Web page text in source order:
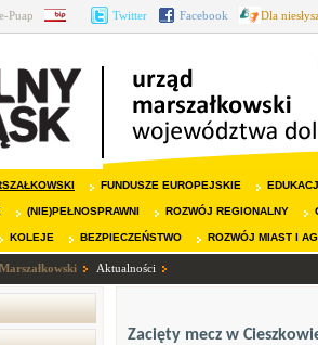
e-Puap BIP Twitter Facebook Dla
FUNDUSZE EUROPEJSKIE
(NIE)PEŁNOSPRAWNI ROZWÓJ REGIONALNY
KOLEJE BEZPIECZEŃSTWO ROZWÓJ MIAST I
Aktualności
Zacięty mecz w